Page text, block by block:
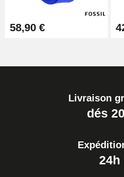
58,90 €
Livraison
dés
24h